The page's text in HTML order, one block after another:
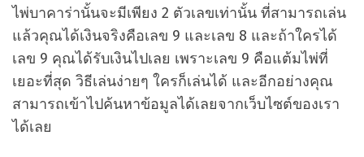
ไพ่บาคาร่านั้นจะมีเพียง 2 ตัวเลขเท่านั้น ที่สามารถเล่น
แล้วคุณได้เงินจริงคือเลข 9 และเลข 8 และถ้าใครได้
เลข 9 คุณได้รับเงินไปเลย เพราะเลข 9 คือแต้มไพ่ที่
เยอะที่สุด วิธีเล่นง่ายๆ ใครก็เล่นได้ และอีกอย่างคุณ
สามารถเข้าไปค้นหาข้อมูลได้เลยจากเว็บไซต์ของเรา
ได้เลย